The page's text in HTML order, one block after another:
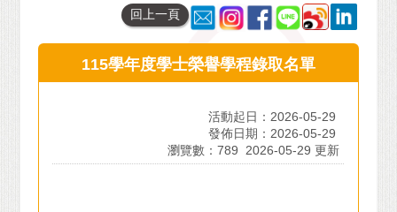
回上一頁
115學年度學士榮譽學程錄取名單
活動起日：2026-05-29
發佈日期：2026-05-29
瀏覽數：789
2026-05-29 更新